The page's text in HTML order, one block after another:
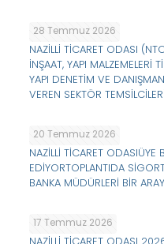
28 Temmuz 2026
NAZİLLİ TİCARET ODASI
İNŞAAT, YAPI MALZEMELERİ
YAPI DENETİM VE
VEREN SEKTÖR
20 Temmuz 2026
NAZİLLİ TİCARET ODASIÜYE
EDİYORTOPLANTIDA
BANKA MÜDÜRLERİ BİR
17 Temmuz 2026